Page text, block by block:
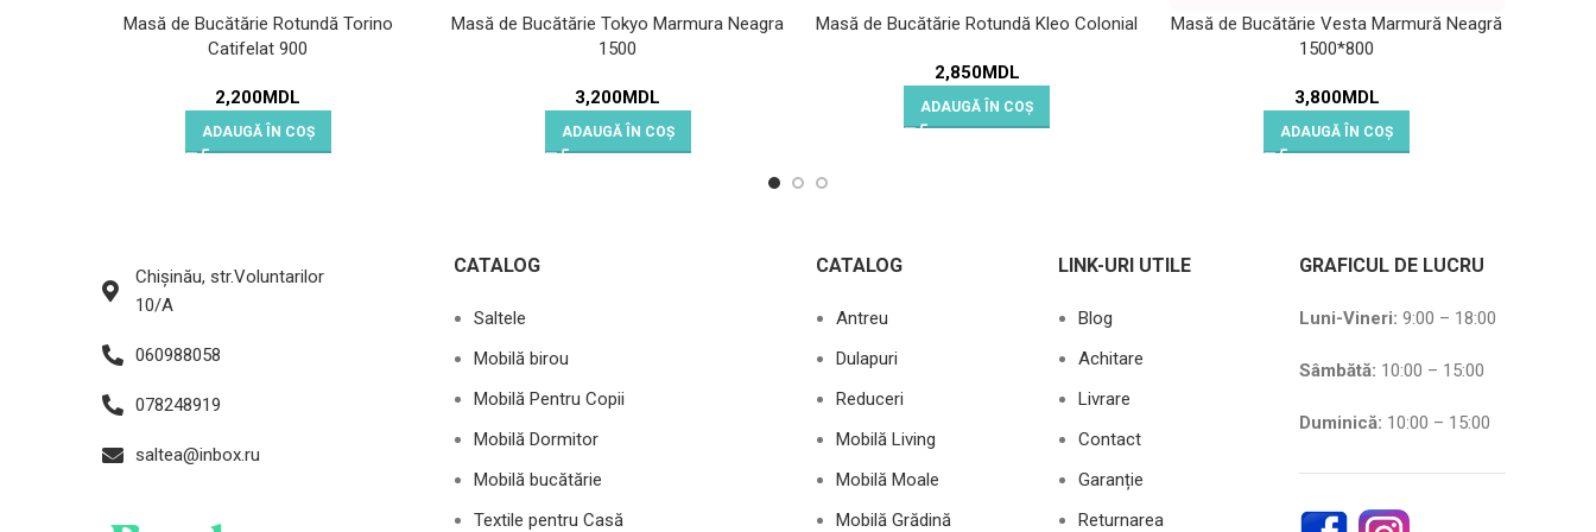
Masă de Bucătărie Rotundă Torino
Catifelat 900
2,200MDL
ADAUGĂ ÎN COȘ
Masă de Bucătărie Tokyo Marmura Neagra
1500
3,200MDL
ADAUGĂ ÎN COȘ
Masă de Bucătărie Rotundă Kleo Colonial
2,850MDL
ADAUGĂ ÎN COȘ
Masă de Bucătărie Vesta Marmură Neagră
1500*800
3,800MDL
ADAUGĂ ÎN COȘ
Chișinău, str.Voluntarilor
10/A
060988058
078248919
saltea@inbox.ru
CATALOG
Saltele
Mobilă birou
Mobilă Pentru Copii
Mobilă Dormitor
Mobilă bucătărie
Textile pentru Casă
CATALOG
Antreu
Dulapuri
Reduceri
Mobilă Living
Mobilă Moale
Mobilă Grădină
LINK-URI UTILE
Blog
Achitare
Livrare
Contact
Garanție
Returnarea
GRAFICUL DE LUCRU
Luni-Vineri: 9:00 – 18:00
Sâmbătă: 10:00 – 15:00
Duminică: 10:00 – 15:00